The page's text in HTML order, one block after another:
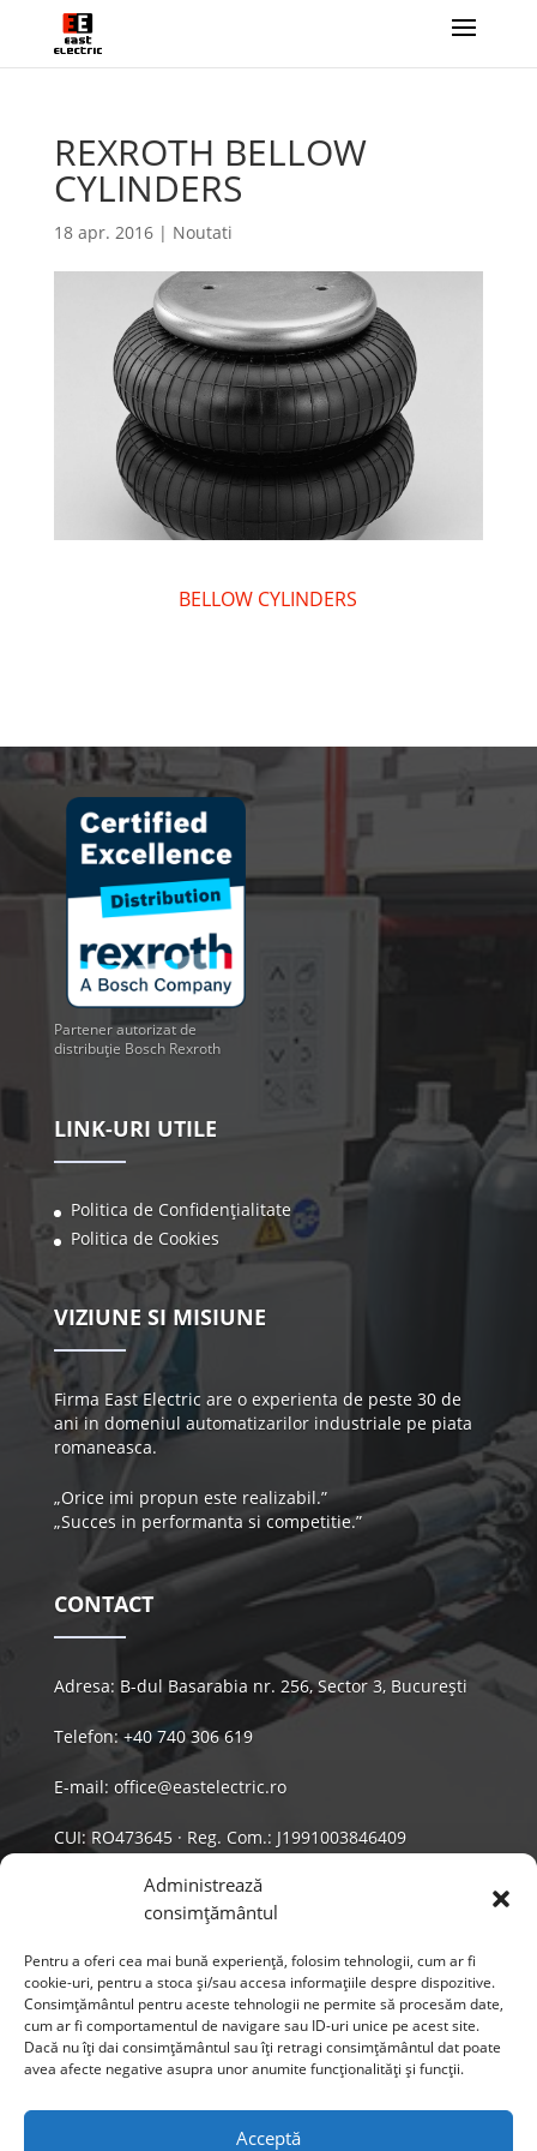
Administrează
consimțământul
Pentru a oferi cea mai bună experiență, folosim tehnologii, cum ar fi
cookie-uri, pentru a stoca și/sau accesa informațiile despre dispozitive.
Consimțământul pentru aceste tehnologii ne permite să procesăm date,
cum ar fi comportamentul de navigare sau ID-uri unice pe acest site.
Dacă nu îți dai consimțământul sau îți retragi consimțământul dat poate
avea afecte negative asupra unor anumite funcționalități și funcții.
Acceptă
REXROTH BELLOW
CYLINDERS
18 apr. 2016| Noutati
BELLOW CYLINDERS
Partener autorizat de
distribuție Bosch Rexroth
LINK-URI UTILE
Politica de Confidențialitate
Politica de Cookies
VIZIUNE SI MISIUNE
Firma East Electric are o experienta de peste 30 de
ani in domeniul automatizarilor industriale pe piata
romaneasca.
„Orice imi propun este realizabil.”
„Succes in performanta si competitie.”
CONTACT
Adresa: B-dul Basarabia nr. 256, Sector 3, București
Telefon:+40 740 306 619
E-mail: office@eastelectric.ro
CUI: RO473645 · Reg. Com.: J1991003846409
PARTENERI AUTORIZAȚI